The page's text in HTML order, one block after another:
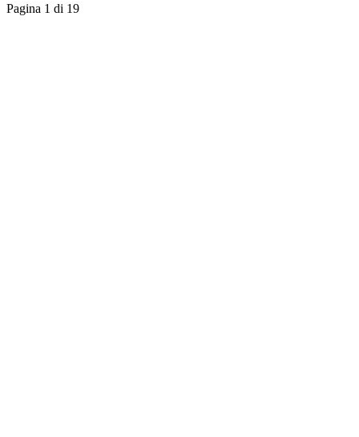
Pagina 1 di 19